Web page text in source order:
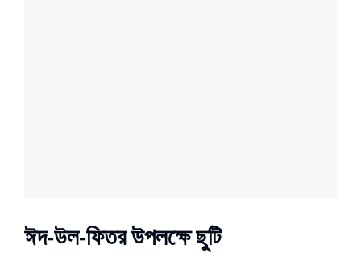
ঈদ-উল-ফিতর উপলক্ষে ছুটি